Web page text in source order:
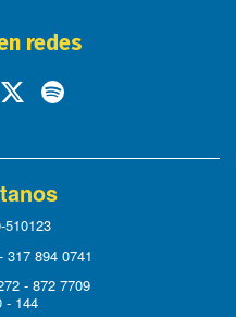
redes
510123
317 894 0741
- 872 7709
- 144